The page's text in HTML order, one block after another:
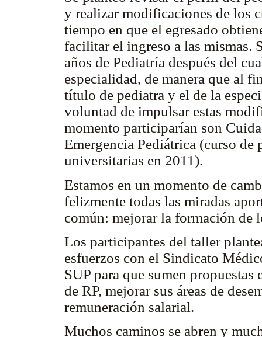
y realizar modificaciones de los
tiempo en que el egresado
facilitar el ingreso a las mismas.
años de Pediatría después del
especialidad, de manera que al
título de pediatra y el de la
voluntad de impulsar estas
momento participarían son
Emergencia Pediátrica (curso de
universitarias en 2011).
Estamos en un momento de
felizmente todas las miradas
común: mejorar la formación de
Los participantes del taller
esfuerzos con el Sindicato
SUP para que sumen propuestas
de RP, mejorar sus áreas de
remuneración salarial.
Muchos caminos se abren y